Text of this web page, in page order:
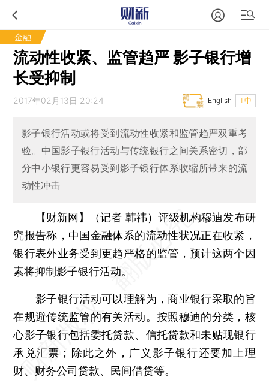
金融
流动性收紧、监管趋严 影子银行增
长受抑制
2017年02月13日 20:24 T中
English
影子银行活动或将受到流动性收紧和监管趋严双重考
验。中国影子银行活动与传统银行之间关系密切，部
分中小银行更容易受到影子银行体系收缩所带来的流
动性冲击
【财新网】（记者 韩祎） 评级机构穆迪发布研
究报告称，中国金融体系的流动性状况正在收紧，
银行表外业务受到更趋严格的监管，预计这两个因
素将抑制影子银行活动。
影子银行活动可以理解为，商业银行采取的旨
在规避传统监管的有关活动。按照穆迪的分类，核
心影子银行包括委托贷款、信托贷款和未贴现银行
承兑汇票；除此之外，广义影子银行还要加上理
财、财务公司贷款、民间借贷等。